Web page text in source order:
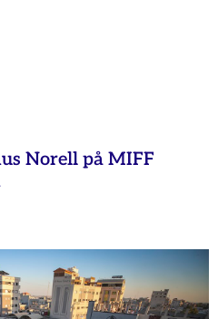
Norell på MIFF